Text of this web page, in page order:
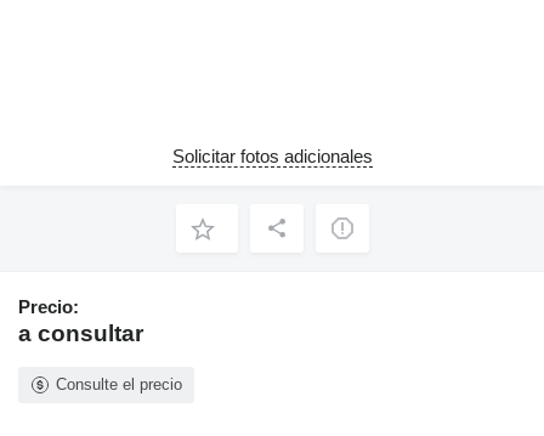
Solicitar fotos adicionales
Precio:
a consultar
Consulte el precio